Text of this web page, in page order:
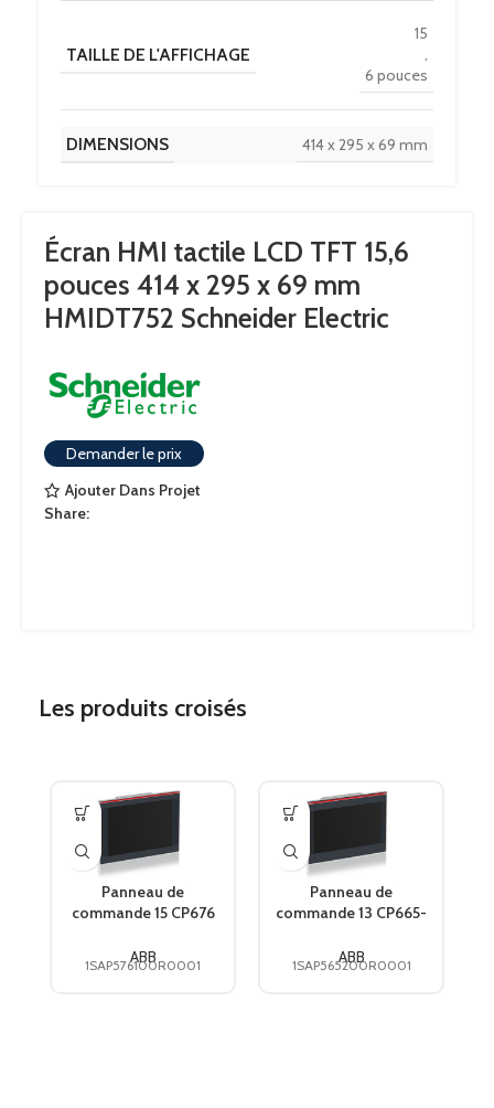
TAILLE DE L'AFFICHAGE
15
,
6 pouces
DIMENSIONS 414 x 295 x 69 mm
Écran HMI tactile LCD TFT 15,6
pouces 414 x 295 x 69 mm
HMIDT752 Schneider Electric
Demander le prix
Ajouter Dans Projet
Share:
Les produits croisés
Panneau de
commande 15 CP676
ABB
ABB
1SAP576100R0001
Panneau de
commande 13 CP665-
1SAP565200R0001
ABB
ABB
1SAP565200R0001